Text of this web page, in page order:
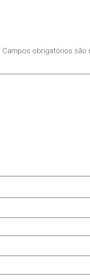
Campos obrigatórios são